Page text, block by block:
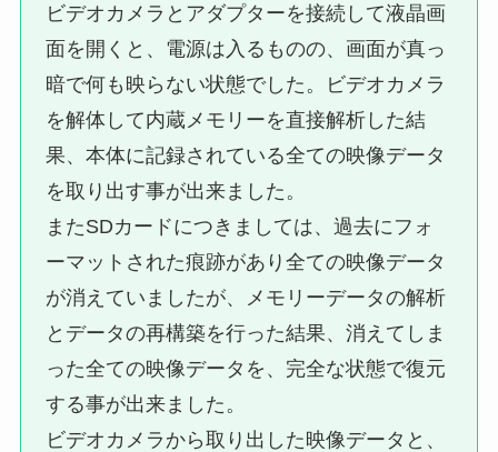
ビデオカメラとアダプターを接続して液晶画
面を開くと、電源は入るものの、画面が真っ
暗で何も映らない状態でした。ビデオカメラ
を解体して内蔵メモリーを直接解析した結
果、本体に記録されている全ての映像データ
を取り出す事が出来ました。
またSDカードにつきましては、過去にフォ
ーマットされた痕跡があり全ての映像データ
が消えていましたが、メモリーデータの解析
とデータの再構築を行った結果、消えてしま
った全ての映像データを、完全な状態で復元
する事が出来ました。
ビデオカメラから取り出した映像データと、